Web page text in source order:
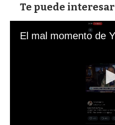
Te puede interesar